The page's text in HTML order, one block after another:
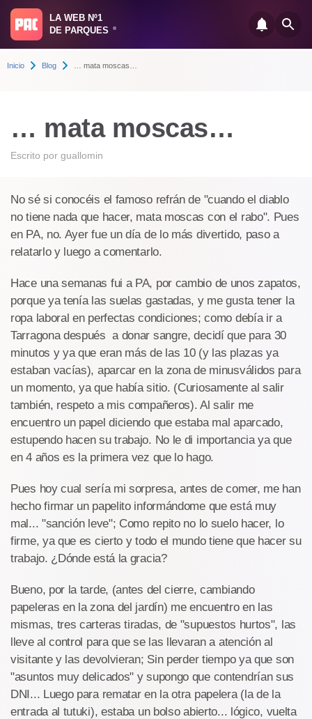
LA WEB Nº1
DE PARQUES
®
Inicio Blog … mata moscas…
… mata moscas…
Escrito por guallomin
No sé si conocéis el famoso refrán de "cuando el diablo
no tiene nada que hacer, mata moscas con el rabo". Pues
en PA, no. Ayer fue un día de lo más divertido, paso a
relatarlo y luego a comentarlo.
Hace una semanas fui a PA, por cambio de unos zapatos,
porque ya tenía las suelas gastadas, y me gusta tener la
ropa laboral en perfectas condiciones; como debía ir a
Tarragona después a donar sangre, decidí que para 30
minutos y ya que eran más de las 10 (y las plazas ya
estaban vacías), aparcar en la zona de minusválidos para
un momento, ya que había sitio. (Curiosamente al salir
también, respeto a mis compañeros). Al salir me
encuentro un papel diciendo que estaba mal aparcado,
estupendo hacen su trabajo. No le di importancia ya que
en 4 años es la primera vez que lo hago.
Pues hoy cual sería mi sorpresa, antes de comer, me han
hecho firmar un papelito informándome que está muy
mal... "sanción leve"; Como repito no lo suelo hacer, lo
firme, ya que es cierto y todo el mundo tiene que hacer su
trabajo. ¿Dónde está la gracia?
Bueno, por la tarde, (antes del cierre, cambiando
papeleras en la zona del jardín) me encuentro en las
mismas, tres carteras tiradas, de "supuestos hurtos", las
lleve al control para que se las llevaran a atención al
visitante y las devolvieran; Sin perder tiempo ya que son
"asuntos muy delicados" y supongo que contendrían sus
DNI... Luego para rematar en la otra papelera (la de la
entrada al tutuki), estaba un bolso abierto... lógico, vuelta